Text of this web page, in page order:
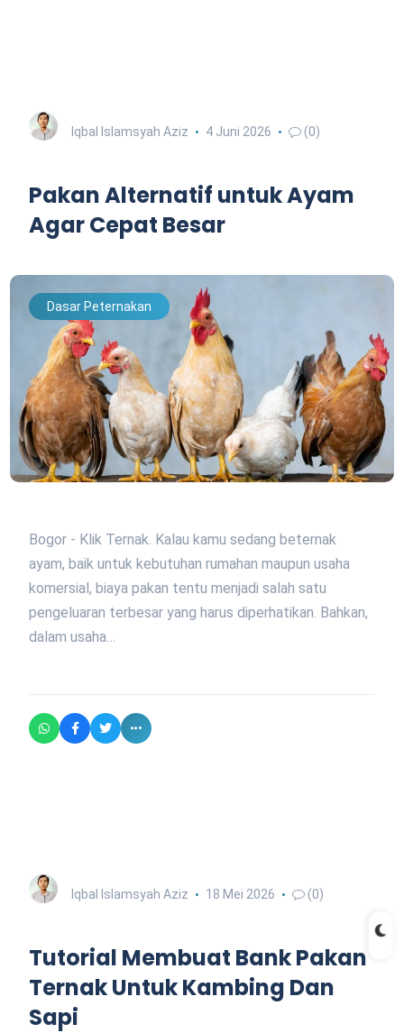
Iqbal Islamsyah Aziz 4 Juni 2026 (0)
Pakan Alternatif untuk Ayam
Agar Cepat Besar
Dasar Peternakan
Bogor - Klik Ternak. Kalau kamu sedang beternak
ayam, baik untuk kebutuhan rumahan maupun usaha
komersial, biaya pakan tentu menjadi salah satu
pengeluaran terbesar yang harus diperhatikan. Bahkan,
dalam usaha…
Iqbal Islamsyah Aziz 18 Mei 2026 (0)
Tutorial Membuat Bank Pakan
Ternak Untuk Kambing Dan
Sapi